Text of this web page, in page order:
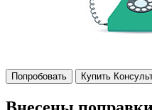
Попробовать Купить